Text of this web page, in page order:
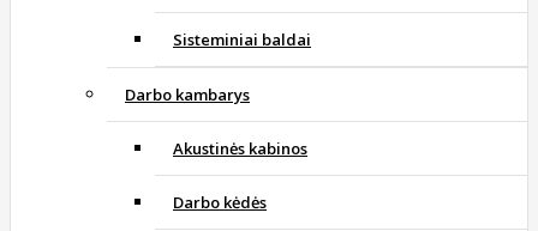
Sisteminiai baldai
Darbo kambarys
Akustinės kabinos
Darbo kėdės